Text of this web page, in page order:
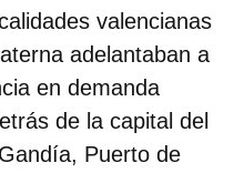
valencianas
adelantaban a
en demanda
de la capital del
Puerto de